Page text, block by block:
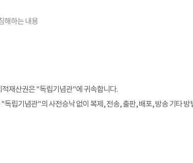
해하는 내용
재산권은 "독립기념관"에 귀속합니다.
립기념관"의 사전승낙 없이 복제, 전송, 출판, 배포, 방송 기타 방